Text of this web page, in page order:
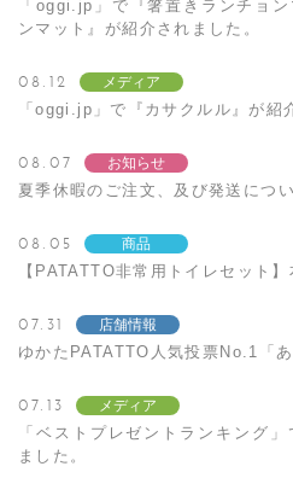
「oggi.jp」で『箸置きランチョ
ンマット』が紹介されました。
08.12 メディア
「oggi.jp」で『カサクルル』が紹
08.07 お知らせ
夏季休暇のご注文、及び発送につ
08.05 商品
【PATATTO非常用トイレセット
07.31 店舗情報
ゆかたPATATTO人気投票No.1「
07.13 メディア
「ベストプレゼントランキング
ました。